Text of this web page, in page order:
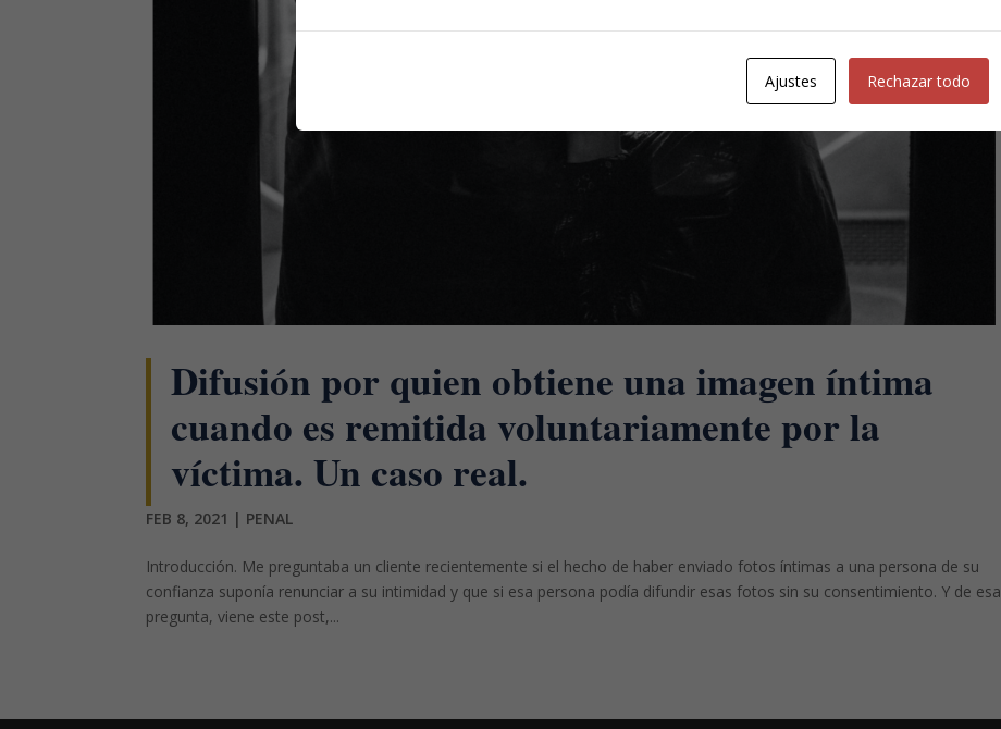
Difusión por quien obtiene una imagen íntima
cuando es remitida voluntariamente por la
víctima. Un caso real.
FEB 8, 2021 | PENAL
Introducción. Me preguntaba un cliente recientemente si el hecho de haber enviado fotos íntimas a una persona de su
confianza suponía renunciar a su intimidad y que si esa persona podía difundir esas fotos sin su consentimiento. Y de esa
pregunta, viene este post,...
Ajustes Rechazar todo